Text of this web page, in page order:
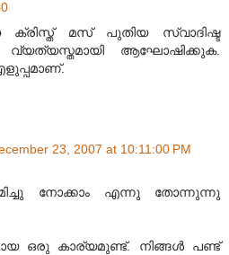
ക്രിസ്ത് മസ് പുതിയ സ്വാദിഷ്ട
ആഘോഷിക്കുക.
23, 2007 at 10:11:00 PM
നോക്കാം എന്നു തോന്നുന്നു
ഒരു കാര്യമുണ്ട്. നിങ്ങള്‍ പണ്ട്